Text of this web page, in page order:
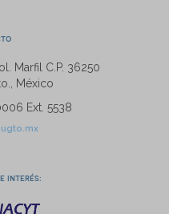
Marfil C.P. 36250
México
Ext. 5538
interés: